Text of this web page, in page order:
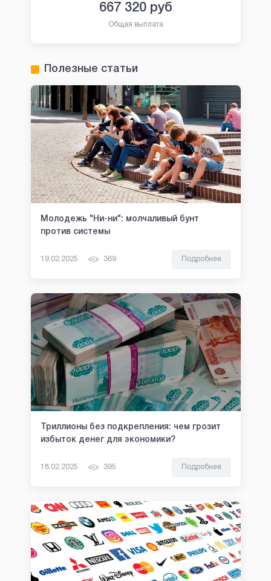
667 320руб
Общая выплата
Полезные статьи
Молодежь "Ни-ни": молчаливый бунт
против системы
19.02.2025 369 Подробнее
Триллионы без подкрепления: чем грозит
избыток денег для экономики?
18.02.2025 395 Подробнее